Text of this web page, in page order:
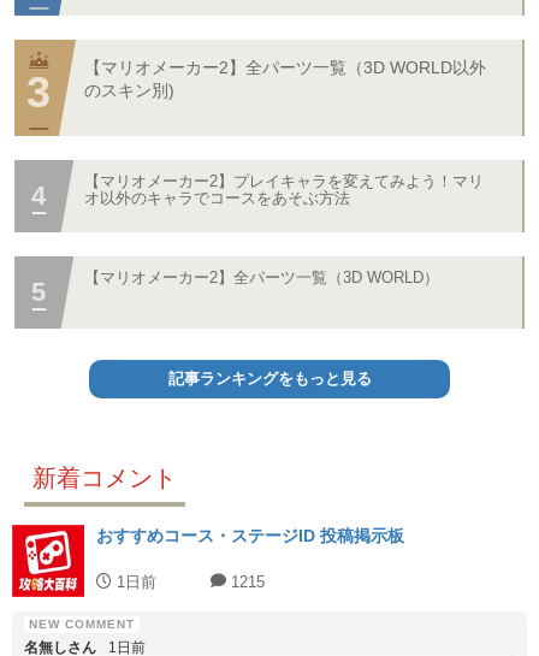
【マリオメーカー2】全パーツ一覧（3D WORLD以外
のスキン別)
【マリオメーカー2】プレイキャラを変えてみよう！マリ
オ以外のキャラでコースをあそぶ方法
【マリオメーカー2】全パーツ一覧（3D WORLD）
記事ランキングをもっと見る
新着コメント
おすすめコース・ステージID 投稿掲示板
1日前 1215
名無しさん 1日前